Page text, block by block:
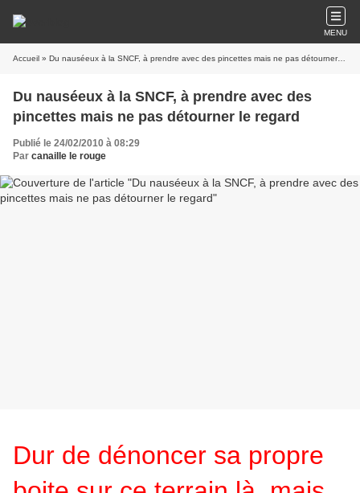
MENU
Accueil » Du nauséeux à la SNCF, à prendre avec des pincettes mais ne pas détourner le regard
Du nauséeux à la SNCF, à prendre avec des
pincettes mais ne pas détourner le regard
Publié le 24/02/2010 à 08:29
Par canaille le rouge
Dur de dénoncer sa propre